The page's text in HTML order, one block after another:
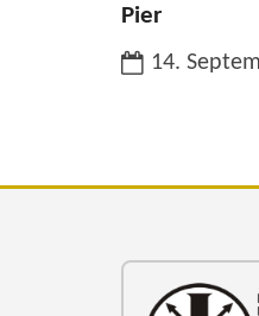
Pier
Datum:
14.